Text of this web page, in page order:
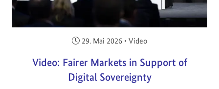
Veröffentlicht am:
29. Mai 2026 • Video
Video: Fairer Markets in Support of
Digital Sovereignty